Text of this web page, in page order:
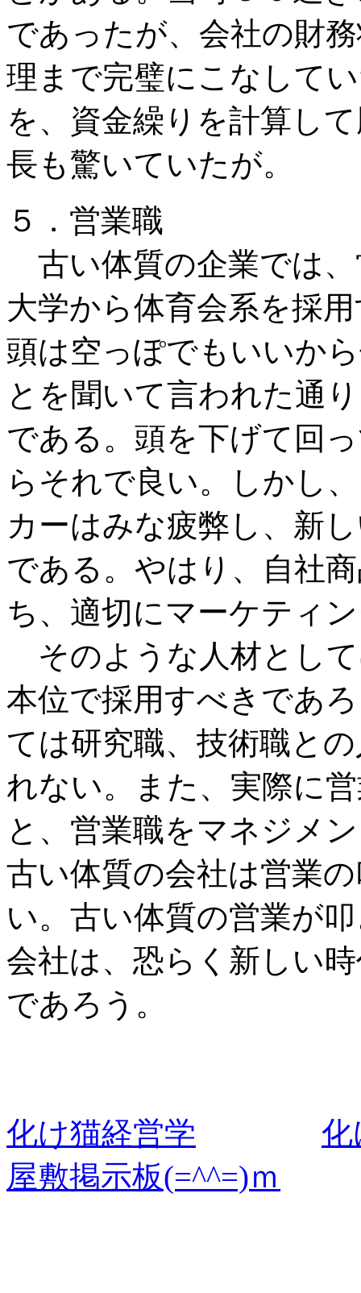
であったが、会社の財
理まで完璧にこなして
を、資金繰りを計算し
長も驚いていたが。
５．営業職
古い体質の企業では、
大学から体育会系を採
頭は空っぽでもいいか
とを聞いて言われた通
である。頭を下げて回
らそれで良い。しかし
カーはみな疲弊し、新
である。やはり、自社
ち、適切にマーケティ
そのような人材とし
本位で採用すべきであ
ては研究職、技術職と
れない。また、実際に
と、営業職をマネジメ
古い体質の会社は営業
い。古い体質の営業が
会社は、恐らく新しい
であろう。
化け猫経営学
化
屋敷掲示板(=^^=)ｍ